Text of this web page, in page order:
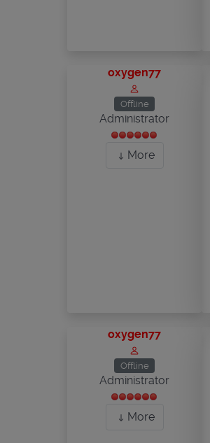
oxygen77
Offline
Administrator
More
oxygen77
Offline
Administrator
More